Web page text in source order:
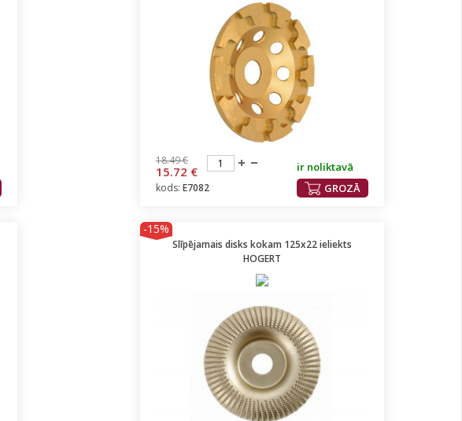
18.49 €
15.72 €
ir noliktavā
GROZĀ
kods: E7082
-15%
Slīpējamais disks kokam 125x22 ieliekts
HOGERT